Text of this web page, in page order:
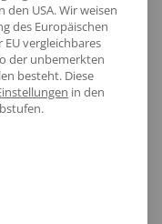
USA. Wir weisen
des Europäischen
vergleichbares
der unbemerkten
besteht. Diese
in den
für die eine